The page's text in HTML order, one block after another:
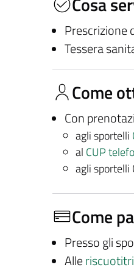
Prescrizione
Tessera
Come
Con
agli sportelli
al CUP
agli sportelli
Come
Presso gli
Alle